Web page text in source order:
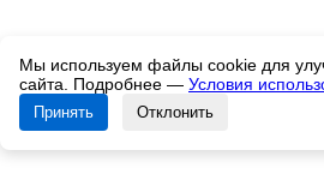
Мы используем файлы cookie для
сайта. Подробнее — Условия
Принять Отклонить